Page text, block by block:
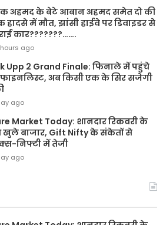
अहमद के बेटे आबान अहमद समेत दो की
हादसे में मौत, झांसी हाईवे पर डिवाइडर से
कार???????…….
hours ago
Upp 2 Grand Finale: फिनाले में पहुंचे
अब किसी एक के सिर सजेगी
ago
Market Today: शानदार रिकवरी के
खुले बाजार, Gift Nifty के संकेतों से
निफ्टी में तेजी
ago